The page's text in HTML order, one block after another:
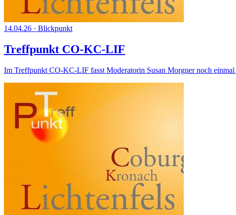
14.04.26 · Blickpunkt
Treffpunkt CO-KC-LIF
Im Treffpunkt CO-KC-LIF fasst Moderatorin Susan Morgner noch